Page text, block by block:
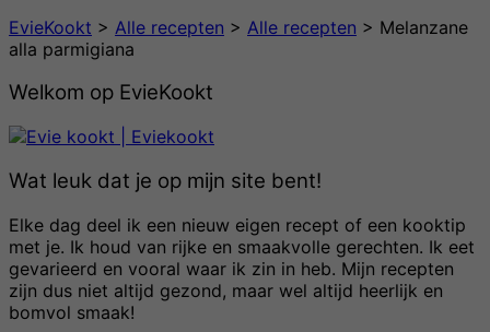
EvieKookt > Alle recepten > Alle recepten > Melanzane
alla parmigiana
Welkom op EvieKookt
Wat leuk dat je op mijn site bent!
Elke dag deel ik een nieuw eigen recept of een kooktip
met je. Ik houd van rijke en smaakvolle gerechten. Ik eet
gevarieerd en vooral waar ik zin in heb. Mijn recepten
zijn dus niet altijd gezond, maar wel altijd heerlijk en
bomvol smaak!